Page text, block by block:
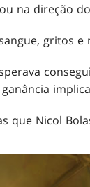
na direção
gritos
que Nicol